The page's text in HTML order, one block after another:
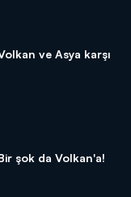
ve Asya karşı
şok da Volkan'a!